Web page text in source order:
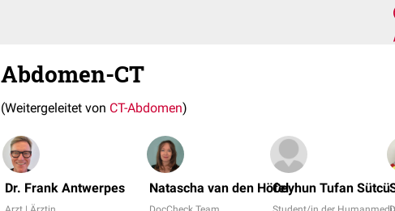
Abdomen-CT
(Weitergeleitet von CT-Abdomen)
Dr. Frank Antwerpes Natascha van den HöfelCeyhun Tufan Sütcü